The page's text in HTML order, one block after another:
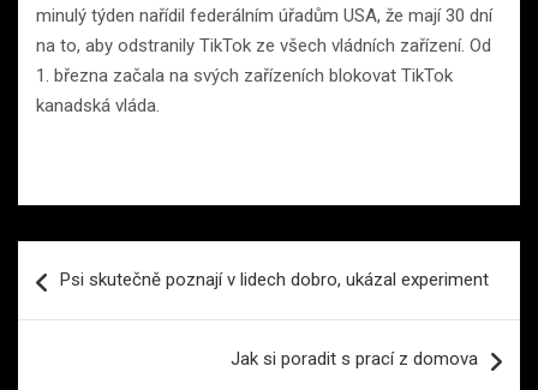
minulý týden nařídil federálním úřadům USA, že mají 30 dní
na to, aby odstranily TikTok ze všech vládních zařízení. Od
1. března začala na svých zařízeních blokovat TikTok
kanadská vláda.
proPsi skutečně poznají v lidech dobro, ukázal experiment
Jak si poradit s prací z domova